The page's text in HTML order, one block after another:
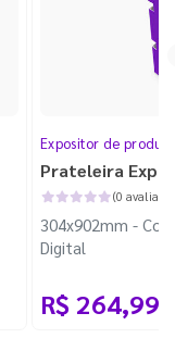
Expositor de
Prateleira
(0
304x902mm -
Digital
R$ 264,99